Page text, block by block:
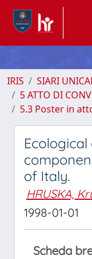
IRIS
SIARI
5 ATTO DI
5.3 Poster in
of Italy.
HRUSKA,
1998-01-01
Scheda